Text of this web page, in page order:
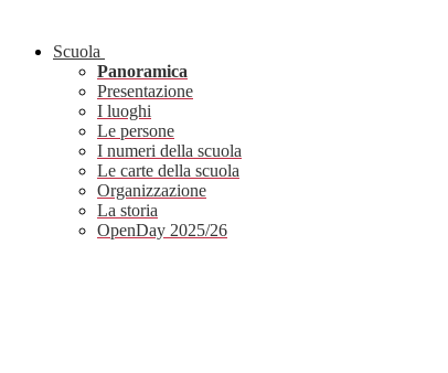
Scuola
Panoramica
Presentazione
I luoghi
Le persone
I numeri della scuola
Le carte della scuola
Organizzazione
La storia
OpenDay 2025/26